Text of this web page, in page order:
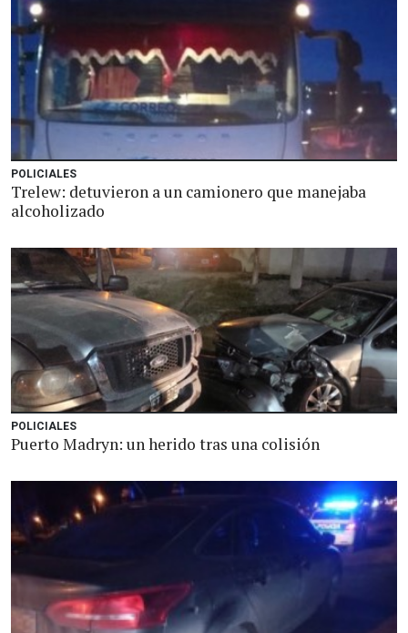
POLICIALES
Trelew: detuvieron a un camionero que manejaba
alcoholizado
POLICIALES
Puerto Madryn: un herido tras una colisión